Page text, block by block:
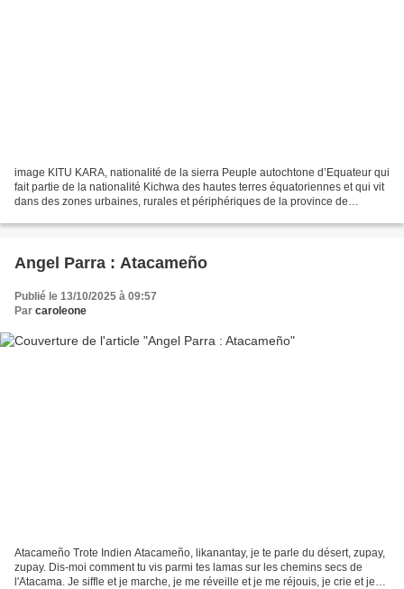
image KITU KARA, nationalité de la sierra Peuple autochtone d’Equateur qui
fait partie de la nationalité Kichwa des hautes terres équatoriennes et qui vit
dans des zones urbaines, rurales et périphériques de la province de
Angel Parra : Atacameño
Publié le 13/10/2025 à 09:57
Par caroleone
Atacameño Trote Indien Atacameño, likanantay, je te parle du désert, zupay,
zupay. Dis-moi comment tu vis parmi tes lamas sur les chemins secs de
l'Atacama. Je siffle et je marche, je me réveille et je me réjouis, je crie et je